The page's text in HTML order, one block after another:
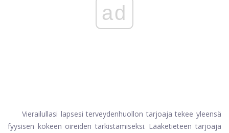
ad
Vierailullasi lapsesi terveydenhuollon tarjoaja tekee yleensä
fyysisen kokeen oireiden tarkistamiseksi. Lääketieteen tarjoaja